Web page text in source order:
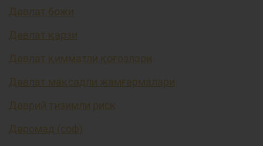
Давлат божи
Давлат қарзи
Давлат қимматли қоғозлари
Давлат мақсадли жамғармалари
Даврий тизимли риск
Даромад (соф)